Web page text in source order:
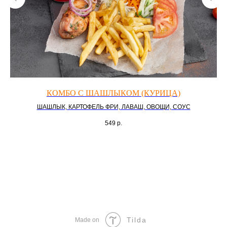
КОМБО С ШАШЛЫКОМ (КУРИЦА)
ШАШЛЫК, КАРТОФЕЛЬ ФРИ, ЛАВАШ, ОВОЩИ, СОУС
549 р.
Made on Tilda